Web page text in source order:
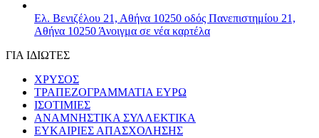
Ελ. Βενιζέλου 21, Αθήνα 10250 οδός Πανεπιστημίου 21,
Αθήνα 10250 Άνοιγμα σε νέα καρτέλα
ΓΙΑ ΙΔΙΩΤΕΣ
ΧΡΥΣΟΣ
ΤΡΑΠΕΖΟΓΡΑΜΜΑΤΙΑ ΕΥΡΩ
ΙΣΟΤΙΜΙΕΣ
ΑΝΑΜΝΗΣΤΙΚΑ ΣΥΛΛΕΚΤΙΚΑ
ΕΥΚΑΙΡΙΕΣ ΑΠΑΣΧΟΛΗΣΗΣ